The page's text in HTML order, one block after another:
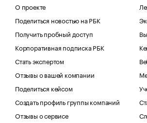
О проекте
Поделиться новостью на РБК
Получить пробный доступ
Корпоративная подписка РБК
Стать экспертом
Отзывы о вашей компании
Поделиться кейсом
Создать профиль группы компаний
Отзывы о сервисе